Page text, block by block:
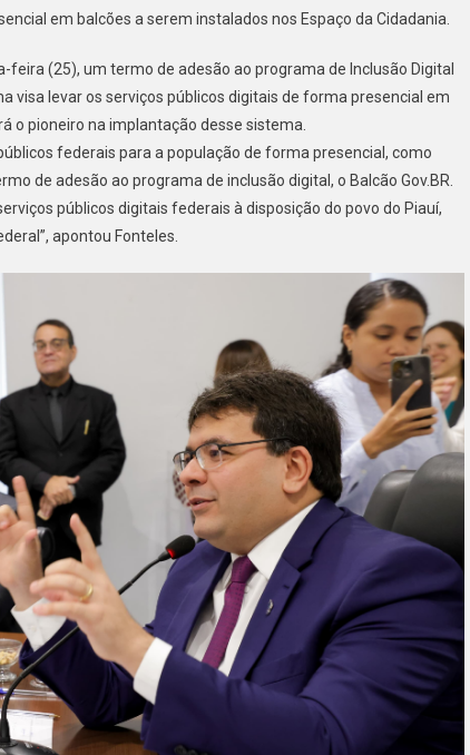
em balcões a serem instalados nos Espaço da Cidadania.
(25), um termo de adesão ao programa de Inclusão Digital
visa levar os serviços públicos digitais de forma presencial em
o pioneiro na implantação desse sistema.
federais para a população de forma presencial, como
de adesão ao programa de inclusão digital, o Balcão Gov.BR.
públicos digitais federais à disposição do povo do Piauí,
apontou Fonteles.